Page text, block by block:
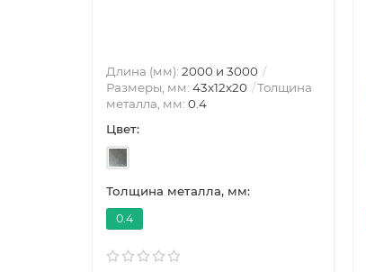
Длина (мм): 2000 и 3000
Размеры, мм: 43х12х20
Толщина
металла, мм: 0.4
Цвет:
Толщина металла, мм:
0.4